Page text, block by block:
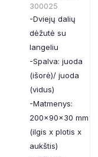
300025
-Dviejų dalių
dėžutė su
langeliu
-Spalva: juoda
(išorė)/ juoda
(vidus)
-Matmenys:
200x90x30 mm
(ilgis x plotis x
aukštis)